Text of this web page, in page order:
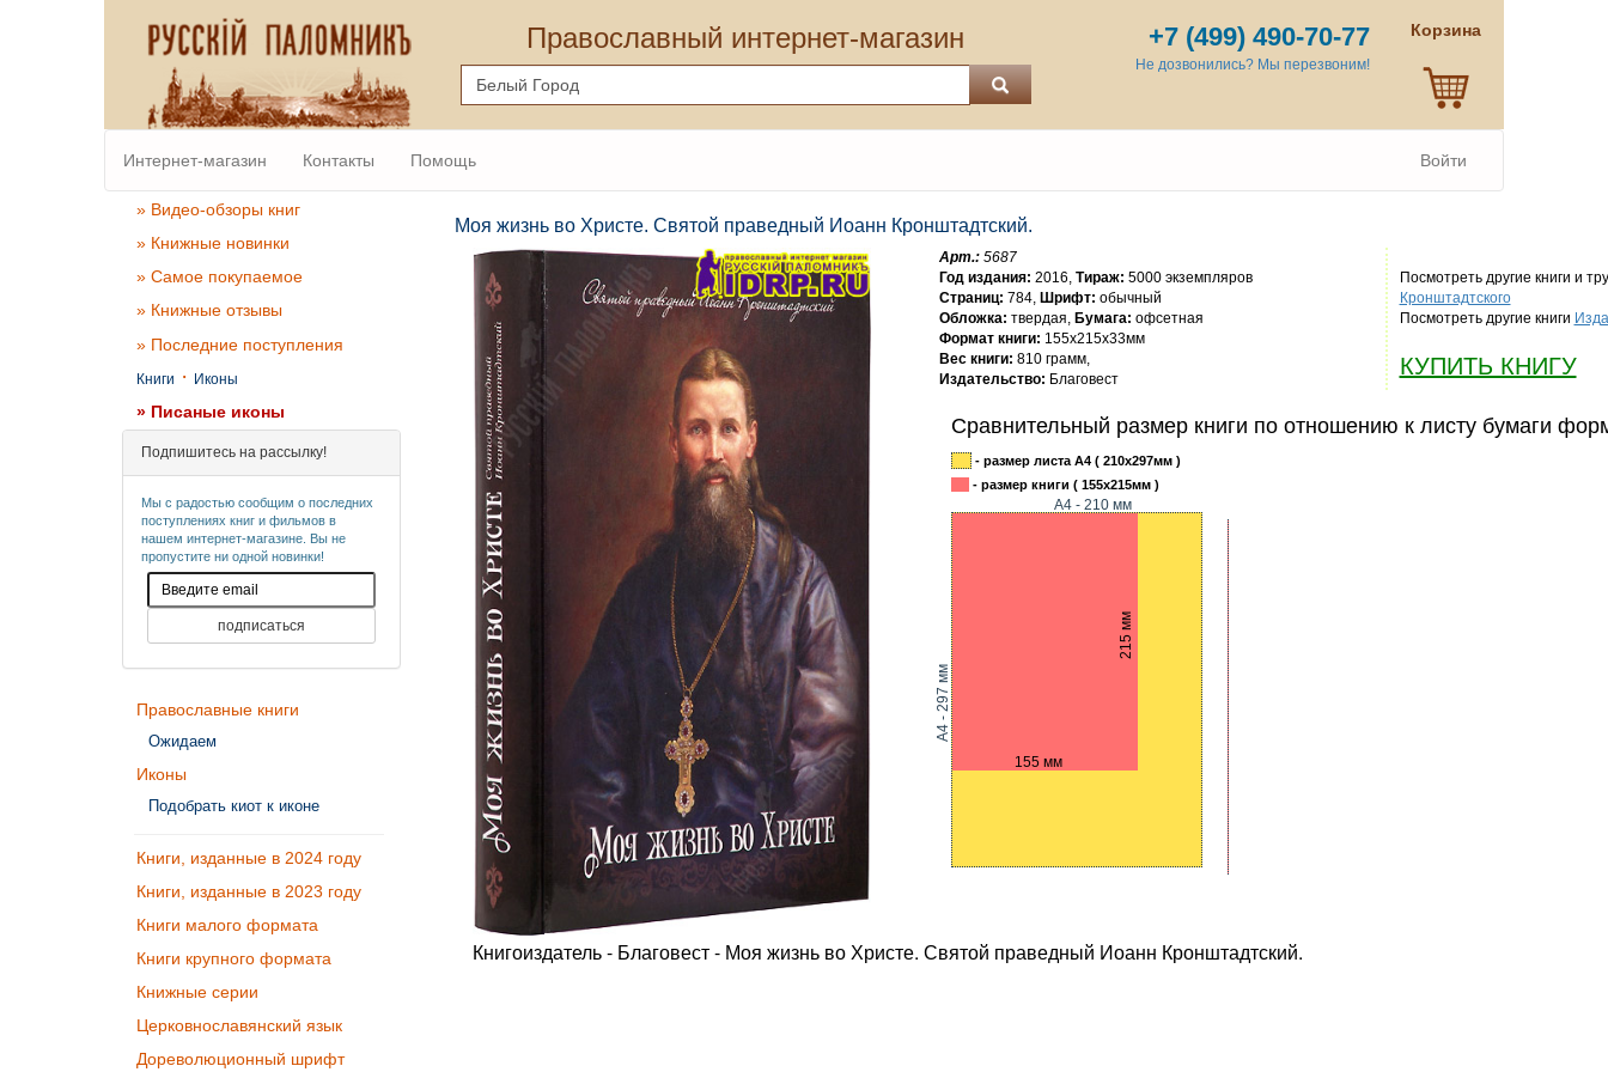
Православный интернет-магазин +7 (499) 490-70-77
Не дозвонились? Мы перезвоним!
Корзина
Интернет-магазин Контакты Помощь Войти
» Видео-обзоры книг
» Книжные новинки
» Самое покупаемое
» Книжные отзывы
» Последние поступления
Книги · Иконы
» Писаные иконы
Подпишитесь на рассылку!
Мы с радостью сообщим о последних
поступлениях книг и фильмов в
нашем интернет-магазине. Вы не
пропустите ни одной новинки!
Православные книги
Ожидаем
Иконы
Подобрать киот к иконе
Книги, изданные в 2024 году
Книги, изданные в 2023 году
Книги малого формата
Книги крупного формата
Книжные серии
Церковнославянский язык
Дореволюционный шрифт
Моя жизнь во Христе. Святой праведный Иоанн Кронштадтский.
Арт.:5687
Год издания: 2016, Тираж: 5000 экземпляров
Страниц: 784, Шрифт: обычный
Обложка: твердая, Бумага: офсетная
Формат книги: 155x215x33мм
Вес книги: 810 грамм,
Издательство: Благовест
Посмотреть другие книги и
Кронштадтского
Посмотреть другие книги
КУПИТЬ КНИГУ
Сравнительный размер книги по отношению к листу бумаги
- размер листа А4 ( 210x297мм )
- размер книги ( 155x215мм )
155 мм
215 мм
А4 - 210 мм
A4 - 297 мм
Книгоиздатель - Благовест - Моя жизнь во Христе. Святой праведный Иоанн Кронштадтский.